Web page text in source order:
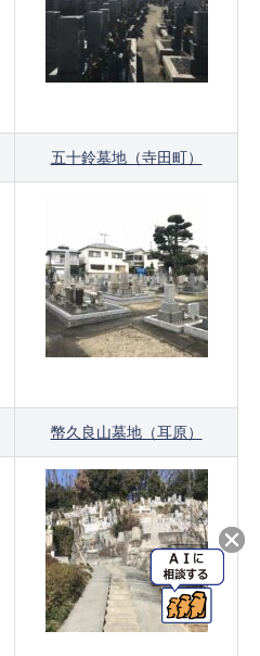
五十鈴墓地（寺田町）
幣久良山墓地（耳原）